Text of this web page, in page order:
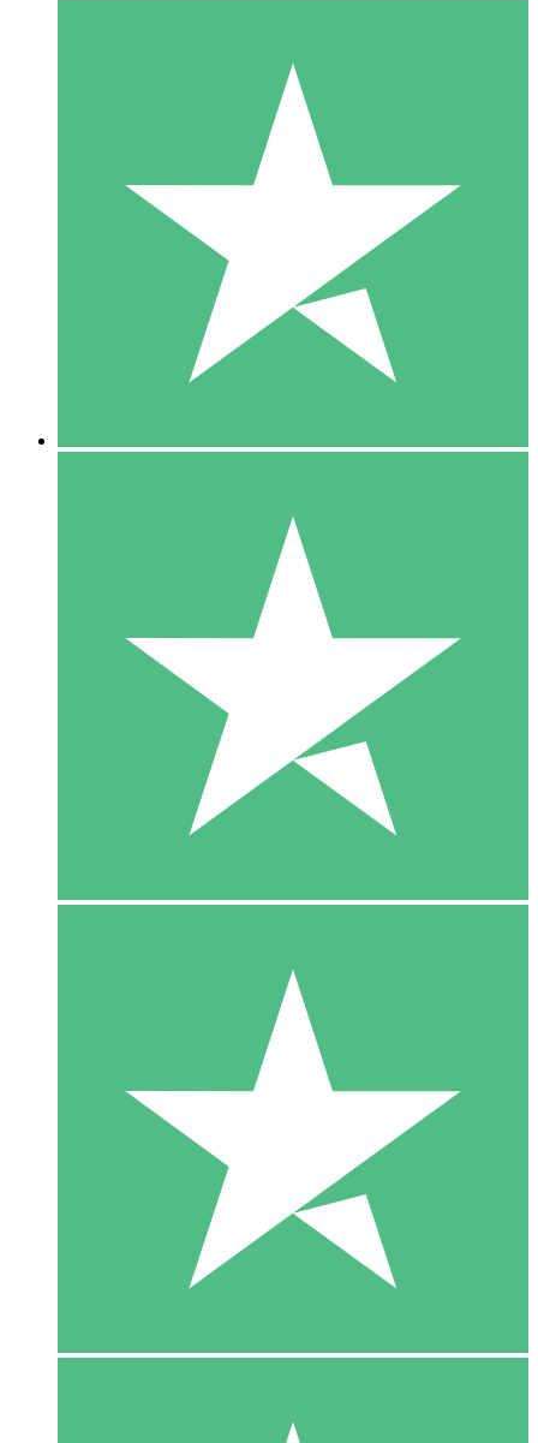
Paquetes de Créditos Individuales
Paga según el uso con créditos de descarga. Sin compromiso
10 00
10 Descargas
20 00